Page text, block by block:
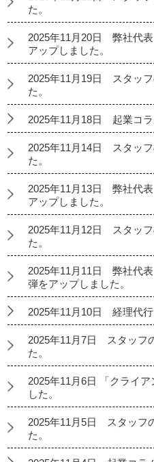
た。
2025年11月20日 弊社代
アップしました。
2025年11月19日 スタッ
た。
2025年11月18日 起業コラ
2025年11月14日 スタッ
た。
2025年11月13日 弊社代
アップしました。
2025年11月12日 スタッ
た。
2025年11月11日 弊社代
弾をアップしました。
2025年11月10日 経理代行
2025年11月7日 スタッフ
た。
2025年11月6日 「クライ
した。
2025年11月5日 スタッフ
た。